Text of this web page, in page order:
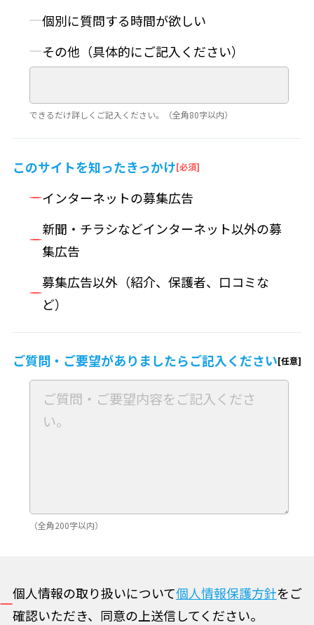
個別に質問する時間が欲しい
その他（具体的にご記入ください）
できるだけ詳しくご記入ください。（全角80字以内）
このサイトを知ったきっかけ
インターネットの募集広告
新聞・チラシなどインターネット以外の募
集広告
募集広告以外（紹介、保護者、口コミな
ど）
ご質問・ご要望がありましたらご記入ください
（全角200字以内）
個人情報の取り扱いについて個人情報保護方針をご
確認いただき、同意の上送信してください。